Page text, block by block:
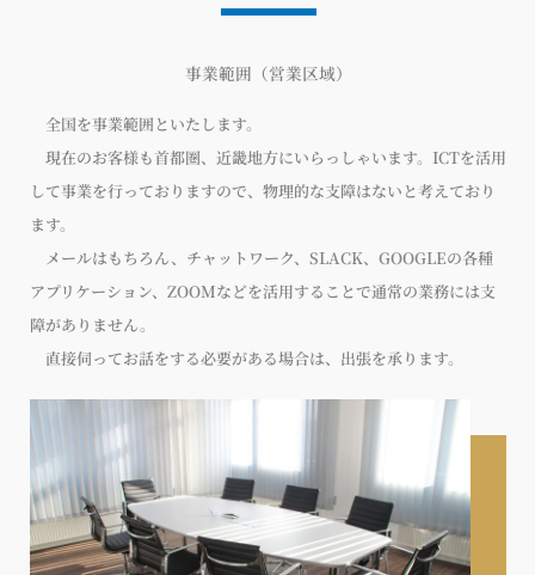
事業範囲（営業区域）
全国を事業範囲といたします。
現在のお客様も首都圏、近畿地方にいらっしゃいます。ICTを活用
して事業を行っておりますので、物理的な支障はないと考えており
ます。
メールはもちろん、チャットワーク、SLACK、GOOGLEの各種
アプリケーション、ZOOMなどを活用することで通常の業務には支
障がありません。
直接伺ってお話をする必要がある場合は、出張を承ります。